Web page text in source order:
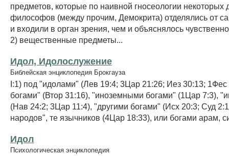
предметов, которые по наивной гносеологии некоторых
философов (между прочим, Демокрита) отделялись от
и входили в орган зрения, чем и объяснялось
2) вещественные предметы...
Идол, Идолослужение
Библейская энциклопедия Брокгауза
I:1) под "идолами" (Лев 19:4; 3Цар 21:26; Иез 30:13;
богами" (Втор 31:16), "иноземными богами" (1Цар 7:3),
(Нав 24:2; 3Цар 11:4), "другими богами" (Исх 20:3; Суд
народов", те язычников (4Цар 18:33), или богами арам,
Идол
Психологическая энциклопедия